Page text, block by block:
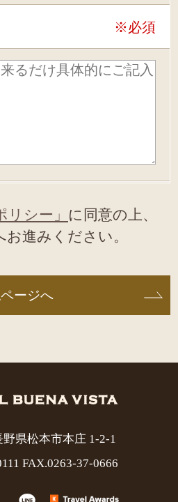
※必須
リシー」 に同意の上、
進みください。
ージへ
野県松本市本庄 1-2-1
FAX.0263-37-0666